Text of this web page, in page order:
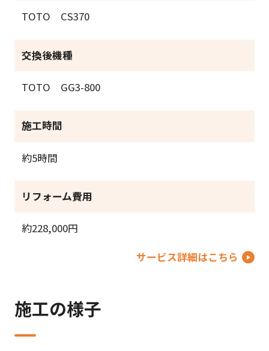
TOTO CS370
交換後機種
TOTO GG3-800
施工時間
約5時間
リフォーム費用
約228,000円
サービス詳細はこちら
施工の様子